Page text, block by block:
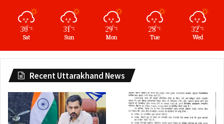
30 ℃
Sat
31℃
Sun
29℃
Mon
28℃
Tue
32℃
Wed
Recent Uttarakhand News